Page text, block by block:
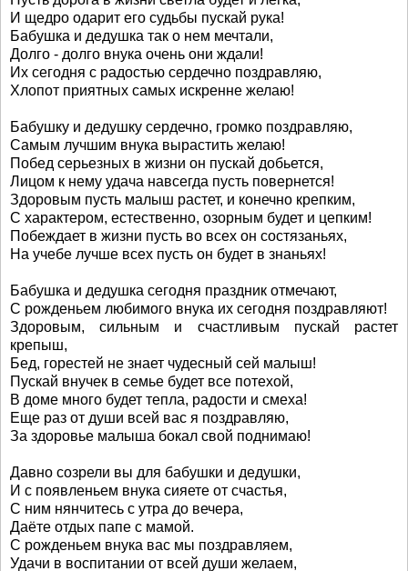
И щедро одарит его судьбы пускай рука!
Бабушка и дедушка так о нем мечтали,
Долго - долго внука очень они ждали!
Их сегодня с радостью сердечно поздравляю,
Хлопот приятных самых искренне желаю!
Бабушку и дедушку сердечно, громко поздравляю,
Самым лучшим внука вырастить желаю!
Побед серьезных в жизни он пускай добьется,
Лицом к нему удача навсегда пусть повернется!
Здоровым пусть малыш растет, и конечно крепким,
С характером, естественно, озорным будет и цепким!
Побеждает в жизни пусть во всех он состязаньях,
На учебе лучше всех пусть он будет в знаньях!
Бабушка и дедушка сегодня праздник отмечают,
С рожденьем любимого внука их сегодня поздравляют!
Здоровым, сильным и счастливым пускай растет
крепыш,
Бед, горестей не знает чудесный сей малыш!
Пускай внучек в семье будет все потехой,
В доме много будет тепла, радости и смеха!
Еще раз от души всей вас я поздравляю,
За здоровье малыша бокал свой поднимаю!
Давно созрели вы для бабушки и дедушки,
И с появленьем внука сияете от счастья,
С ним нянчитесь с утра до вечера,
Даёте отдых папе с мамой.
С рожденьем внука вас мы поздравляем,
Удачи в воспитании от всей души желаем,